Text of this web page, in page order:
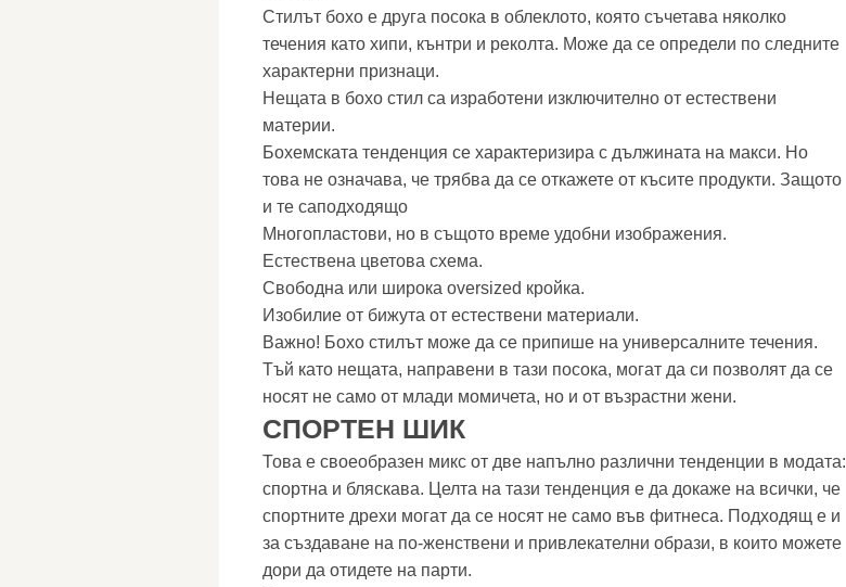
Стилът бохо е друга посока в облеклото, която съчетава няколко
течения като хипи, кънтри и реколта. Може да се определи по следните
характерни признаци.
Нещата в бохо стил са изработени изключително от естествени
материи.
Бохемската тенденция се характеризира с дължината на макси. Но
това не означава, че трябва да се откажете от късите продукти. Защото
и те саподходящо
Многопластови, но в същото време удобни изображения.
Естествена цветова схема.
Свободна или широка oversized кройка.
Изобилие от бижута от естествени материали.
Важно! Бохо стилът може да се припише на универсалните течения.
Тъй като нещата, направени в тази посока, могат да си позволят да се
носят не само от млади момичета, но и от възрастни жени.
СПОРТЕН ШИК
Това е своеобразен микс от две напълно различни тенденции в модата:
спортна и бляскава. Целта на тази тенденция е да докаже на всички, че
спортните дрехи могат да се носят не само във фитнеса. Подходящ е и
за създаване на по-женствени и привлекателни образи, в които можете
дори да отидете на парти.